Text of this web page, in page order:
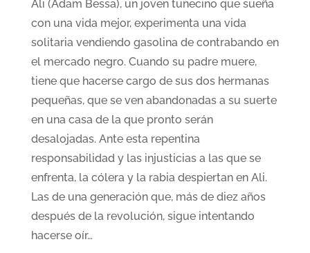
Ali (Adam Bessa), un joven tunecino que sueña
con una vida mejor, experimenta una vida
solitaria vendiendo gasolina de contrabando en
el mercado negro. Cuando su padre muere,
tiene que hacerse cargo de sus dos hermanas
pequeñas, que se ven abandonadas a su suerte
en una casa de la que pronto serán
desalojadas. Ante esta repentina
responsabilidad y las injusticias a las que se
enfrenta, la cólera y la rabia despiertan en Ali.
Las de una generación que, más de diez años
después de la revolución, sigue intentando
hacerse oír…